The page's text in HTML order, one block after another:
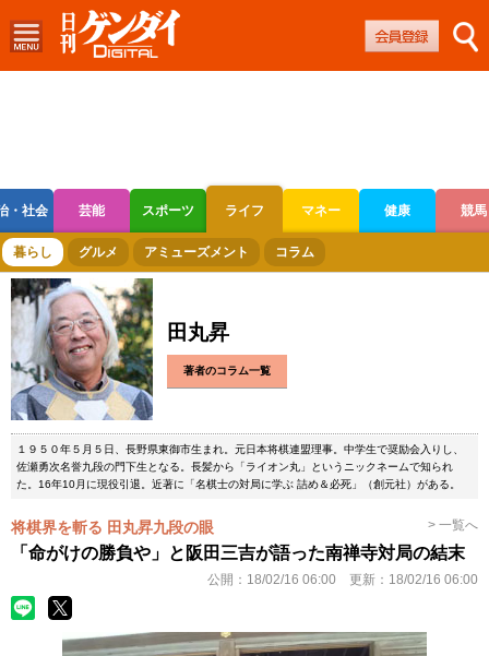
・社会 芸能 スポーツ ライフ マネー 健康 競馬
ボートレース 競輪 オートレース
暮らし グルメ アミューズメント コラム
田丸昇
著者のコラム一覧
１９５０年５月５日、長野県東御市生まれ。元日本将棋連盟理事。中学生で奨励会入りし、
佐瀬勇次名誉九段の門下生となる。長髪から「ライオン丸」というニックネームで知られ
た。16年10月に現役引退。近著に「名棋士の対局に学ぶ 詰め＆必死」（創元社）がある。
将棋界を斬る 田丸昇九段の眼 > 一覧へ
「命がけの勝負や」と阪田三吉が語った南禅寺対局の結末
公開： 18/02/16 06:00 更新： 18/02/16 06:00